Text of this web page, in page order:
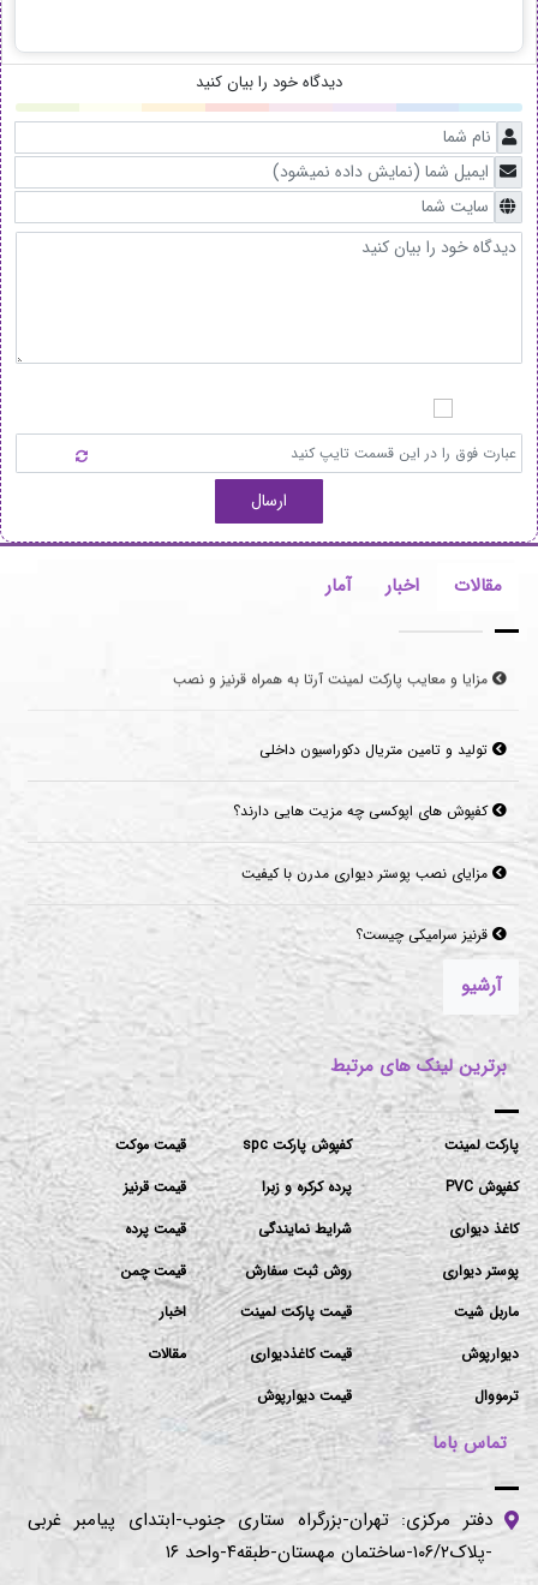
دیدگاه خود را بیان کنید
ارسال
مقالات اخبار آمار
تولید و تامین متریال دکوراسیون داخلی
کفپوش های اپوکسی چه مزیت هایی دارند؟
مزایای نصب پوستر دیواری مدرن با کیفیت
قرنیز سرامیکی چیست؟
موکت‌های مناسب برای فضاهای پرتردد و فضاهای اداری
آرشیو
برترین لینک های مرتبط
پارکت لمینت
کفپوش PVC
کاغذ دیواری
پوستر دیواری
ماربل شیت
دیوارپوش
ترمووال
کفپوش پارکت spc
پرده کرکره و زبرا
شرایط نمایندگی
روش ثبت سفارش
قیمت پارکت لمینت
قیمت کاغذدیواری
قیمت دیوارپوش
قیمت موکت
قیمت قرنیز
قیمت پرده
قیمت چمن
اخبار
مقالات
تماس باما
دفتر مرکزی: تهران-بزرگراه ستاری جنوب-ابتدای پیامبر غربی
-پلاک۱۰۶/۲-ساختمان مهستان-طبقه۴-واحد ۱۶